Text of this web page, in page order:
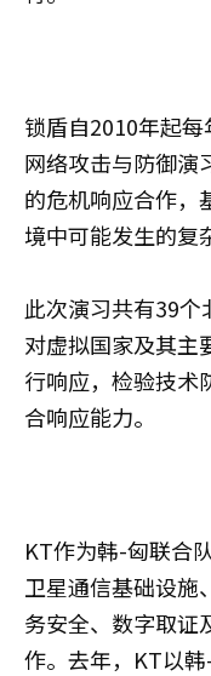
锁盾自2010年起
网络攻击与防御演
的危机响应合作，
境中可能发生的复
此次演习共有39
对虚拟国家及其主
行响应，检验技术
合响应能力。
KT作为韩-匈联合
卫星通信基础设施
务安全、数字取证
作。去年，KT以